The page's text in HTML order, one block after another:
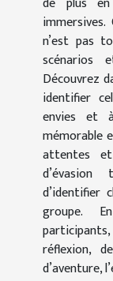
n’est pas
scénarios
Découvrez
identifier
envies et
mémorable
attentes
d’identifier
groupe.
réflexion,
d’aventure,